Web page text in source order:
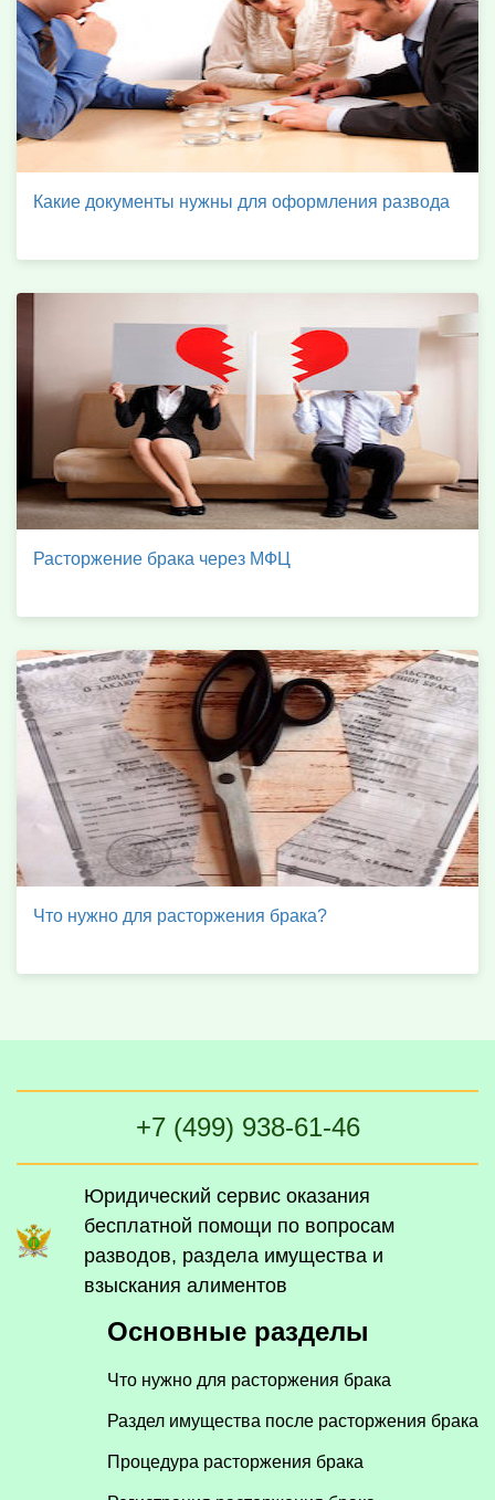
Какие документы нужны для оформления развода
Расторжение брака через МФЦ
Что нужно для расторжения брака?
Юридический сервис оказания
бесплатной помощи по вопросам
разводов, раздела имущества и
взыскания алиментов
+7 (499) 938-61-46
Основные разделы
Что нужно для расторжения брака
Раздел имущества после расторжения брака
Процедура расторжения брака